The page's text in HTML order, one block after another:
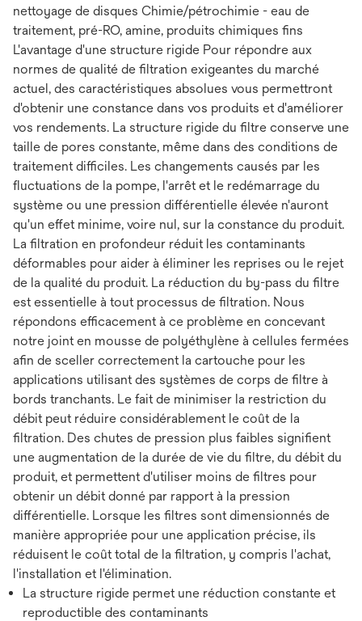
nettoyage de disques Chimie/pétrochimie - eau de
traitement, pré-RO, amine, produits chimiques fins
L'avantage d'une structure rigide Pour répondre aux
normes de qualité de filtration exigeantes du marché
actuel, des caractéristiques absolues vous permettront
d'obtenir une constance dans vos produits et d'améliorer
vos rendements. La structure rigide du filtre conserve une
taille de pores constante, même dans des conditions de
traitement difficiles. Les changements causés par les
fluctuations de la pompe, l'arrêt et le redémarrage du
système ou une pression différentielle élevée n'auront
qu'un effet minime, voire nul, sur la constance du produit.
La filtration en profondeur réduit les contaminants
déformables pour aider à éliminer les reprises ou le rejet
de la qualité du produit. La réduction du by-pass du filtre
est essentielle à tout processus de filtration. Nous
répondons efficacement à ce problème en concevant
notre joint en mousse de polyéthylène à cellules fermées
afin de sceller correctement la cartouche pour les
applications utilisant des systèmes de corps de filtre à
bords tranchants. Le fait de minimiser la restriction du
débit peut réduire considérablement le coût de la
filtration. Des chutes de pression plus faibles signifient
une augmentation de la durée de vie du filtre, du débit du
produit, et permettent d'utiliser moins de filtres pour
obtenir un débit donné par rapport à la pression
différentielle. Lorsque les filtres sont dimensionnés de
manière appropriée pour une application précise, ils
réduisent le coût total de la filtration, y compris l'achat,
l'installation et l'élimination.
La structure rigide permet une réduction constante et
reproductible des contaminants